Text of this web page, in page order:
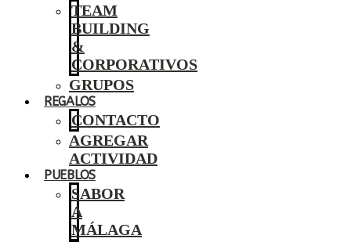
TEAM
BUILDING
&
CORPORATIVOS
GRUPOS
REGALOS
CONTACTO
AGREGAR
ACTIVIDAD
PUEBLOS
SABOR
A
MÁLAGA